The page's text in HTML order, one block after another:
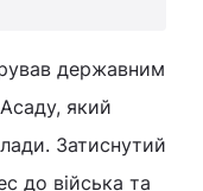
державним
який
Затиснутий
до війська та